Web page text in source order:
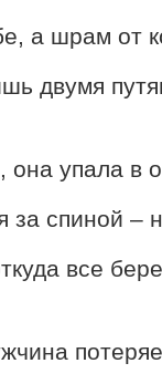
а шрам от
двумя
она упала в
за спиной –
все